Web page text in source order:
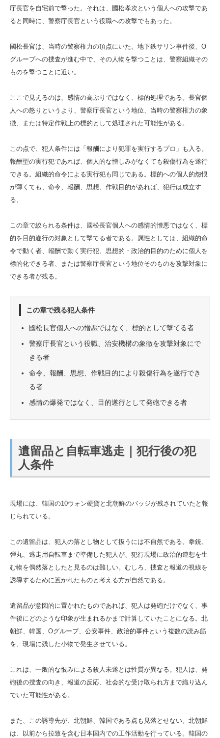
庁長官を自宅前で撃った。それは、國松孝次という個人への攻撃であ
ると同時に、警察庁長官という役職への攻撃でもあった。
國松長官は、当時の警察権力の頂点にいた。地下鉄サリン事件後、O
グループへの捜査が進む中で、その人物を撃つことは、警察組織その
ものを撃つことに近い。
ここで見えるのは、感情の高ぶりではなく、標的処理である。長官個
人への怒りというより、警察庁長官という地位、当時の警察権力の象
徴、または特定作戦上の標的として処理された可能性がある。
この点で、犯人条件には「報酬により犯罪を実行するプロ」も入る。
報酬型の実行犯であれば、個人的な憎しみがなくても殺傷行為を遂行
できる。組織的命令による実行犯も同じである。標的への個人的怨恨
が薄くても、命令、報酬、思想、作戦目的があれば、犯行は成立す
る。
この章で絞られる条件は、國松長官個人への感情的憎悪ではなく、標
的を目的遂行の対象として撃てる者である。属性としては、組織的命
令で動く者、報酬で動く実行犯、思想的・政治的目的のために個人を
標的化できる者、または警察庁長官という地位そのものを攻撃対象に
できる者が残る。
この章で残る犯人条件
國松長官個人への憎悪ではなく、標的として撃てる者
警察庁長官という役職、治安機構の象徴を攻撃対象にで
きる者
命令、報酬、思想、作戦目的により殺傷行為を遂行でき
る者
感情の爆発ではなく、目的遂行として発砲できる者
遺留品と自転車逃走｜犯行後の犯
人条件
現場には、韓国の10ウォン硬貨と北朝鮮のバッジが残されていたと報
じられている。
この遺留品は、犯人の落とし物として扱うには不自然である。拳銃、
弾丸、逃走用自転車まで準備した犯人が、犯行現場に政治的連想を生
む物を偶然落としたと見るのは難しい。むしろ、捜査と報道の視線を
誘導するために置かれたものと考える方が自然である。
遺留品が意図的に置かれたものであれば、犯人は発砲だけでなく、事
件後にどのような印象が生まれるかまで計算していたことになる。北
朝鮮、韓国、Oグループ、公安事件、政治的事件という複数の読み筋
を、現場に残した小物で発生させている。
これは、一般的な恨みによる殺人未遂とは性質が異なる。犯人は、発
砲後の捜査の向き、報道の反応、社会的な受け取られ方まで織り込ん
でいた可能性がある。
また、この誘導先が、北朝鮮、韓国である点も見落とせない。北朝鮮
は、以前から拉致を含む日本国内での工作活動を行っている。韓国の